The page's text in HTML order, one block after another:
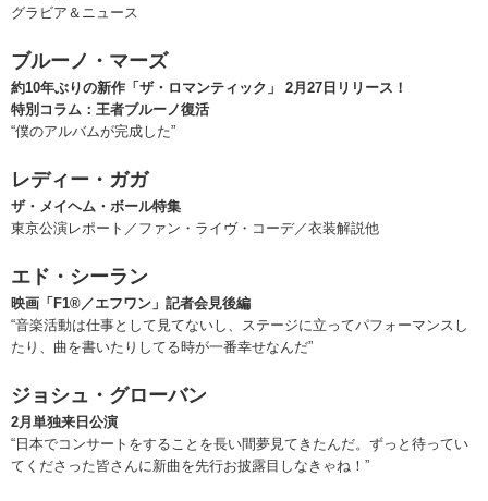
グラビア＆ニュース
ブルーノ・マーズ
約10年ぶりの新作「ザ・ロマンティック」 2月27日リリース！
特別コラム：王者ブルーノ復活
“僕のアルバムが完成した”
レディー・ガガ
ザ・メイヘム・ボール特集
東京公演レポート／ファン・ライヴ・コーデ／衣装解説他
エド・シーラン
映画「F1®／エフワン」記者会見後編
“音楽活動は仕事として見てないし、ステージに立ってパフォーマンスし
たり、曲を書いたりしてる時が一番幸せなんだ”
ジョシュ・グローバン
2月単独来日公演
“日本でコンサートをすることを長い間夢見てきたんだ。ずっと待ってい
てくださった皆さんに新曲を先行お披露目しなきゃね！”